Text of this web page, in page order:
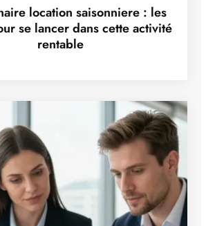
location saisonniere : les
se lancer dans cette activité
rentable